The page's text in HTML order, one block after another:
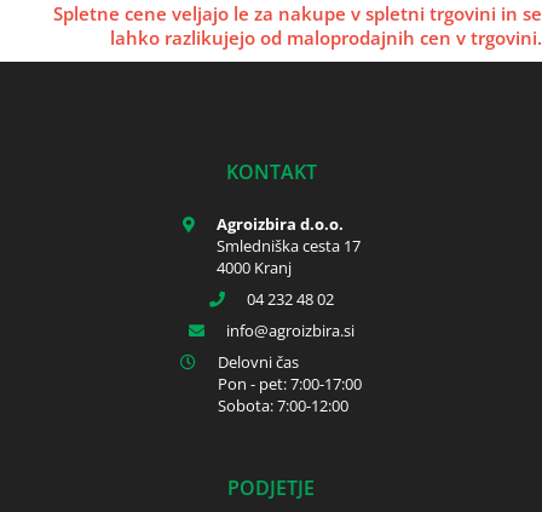
Spletne cene veljajo le za nakupe v spletni trgovini in se
lahko razlikujejo od maloprodajnih cen v trgovini.
KONTAKT
Agroizbira d.o.o.
Smledniška cesta 17
4000 Kranj
04 232 48 02
info
agroizbira.si
Delovni čas
Pon - pet: 7:00-17:00
Sobota: 7:00-12:00
PODJETJE